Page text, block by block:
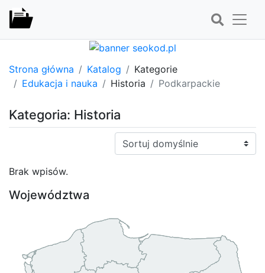
Strona główna Katalog
Kategorie
Edukacja i nauka
Historia Podkarpackie
Kategoria: Historia
Sortuj:
Brak wpisów.
Województwa